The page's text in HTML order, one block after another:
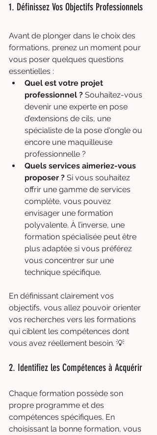
1. Définissez Vos Objectifs Professionnels
Avant de plonger dans le choix des
formations, prenez un moment pour
vous poser quelques questions
essentielles :
Quel est votre projet
professionnel ? Souhaitez-vous
devenir une experte en pose
d’extensions de cils, une
spécialiste de la pose d'ongle ou
encore une maquilleuse
professionnelle ?
Quels services aimeriez-vous
proposer ? Si vous souhaitez
offrir une gamme de services
complète, vous pouvez
envisager une formation
polyvalente. À l’inverse, une
formation spécialisée peut être
plus adaptée si vous préférez
vous concentrer sur une
technique spécifique.
En définissant clairement vos
objectifs, vous allez pouvoir orienter
vos recherches vers les formations
qui ciblent les compétences dont
vous avez réellement besoin. 💡
2. Identifiez les Compétences à Acquérir
Chaque formation possède son
propre programme et des
compétences spécifiques. En
choisissant la bonne formation, vous